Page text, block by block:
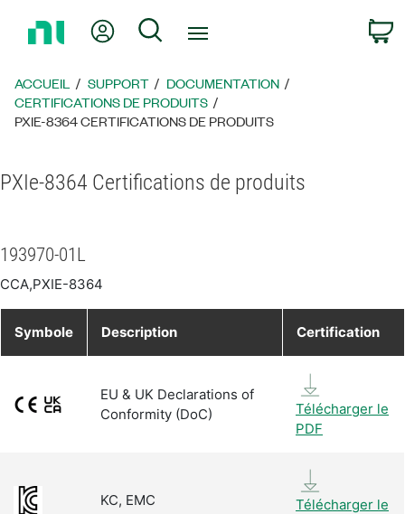
page
d’accueil
Mon compteRechercher
ACCUEIL SUPPORT
DOCUMENTATION
CERTIFICATIONS DE PRODUITS
PXIE-8364 CERTIFICATIONS DE PRODUITS
PXIe-8364 Certifications de produits
193970-01L
CCA,PXIE-8364
Symbole Description Certification
EU & UK Declarations of
Conformity (DoC)
Télécharger le
PDF
KC, EMC
Télécharger le